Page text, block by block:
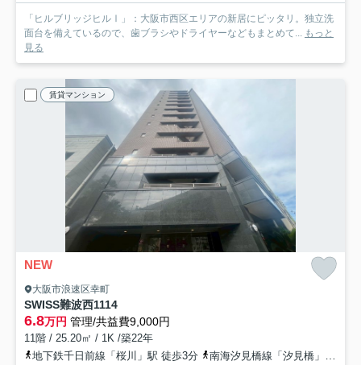
「ヒルブリッジヒルⅠ」：大阪市西区エリアの新居にピッタリ。独立洗
面台を備えているので、歯ブラシやドライヤーなどもまとめて... もっと
見る
賃貸マンション
NEW
大阪市浪速区幸町
SWISS難波西1114
6.8万円 管理/共益費9,000円
11階 / 25.20㎡ / 1K /築22年
地下鉄千日前線「桜川」駅 徒歩3分
南海汐見橋線「汐見橋」駅 徒歩4分